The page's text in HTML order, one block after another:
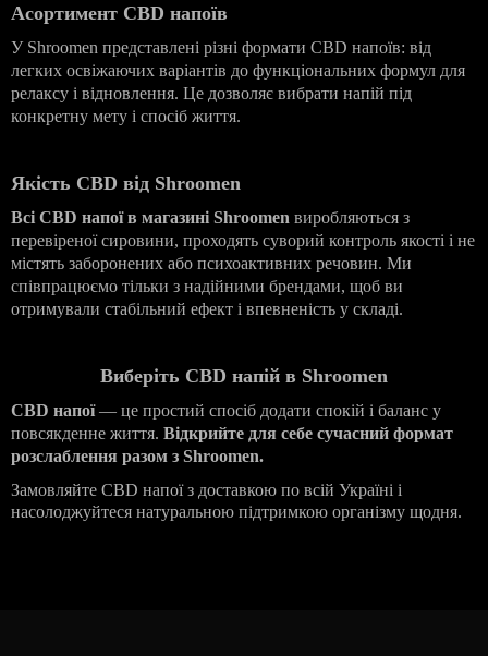
Асортимент CBD напоїв
У Shroomen представлені різні формати CBD напоїв: від
легких освіжаючих варіантів до функціональних формул для
релаксу і відновлення. Це дозволяє вибрати напій під
конкретну мету і спосіб життя.
Якість CBD від Shroomen
Всі CBD напої в магазині Shroomen виробляються з
перевіреної сировини, проходять суворий контроль якості і не
містять заборонених або психоактивних речовин. Ми
співпрацюємо тільки з надійними брендами, щоб ви
отримували стабільний ефект і впевненість у складі.
Виберіть CBD напій в Shroomen
CBD напої— це простий спосіб додати спокій і баланс у
повсякденне життя. Відкрийте для себе сучасний формат
розслаблення разом з Shroomen.
Замовляйте CBD напої з доставкою по всій Україні і
насолоджуйтеся натуральною підтримкою організму щодня.